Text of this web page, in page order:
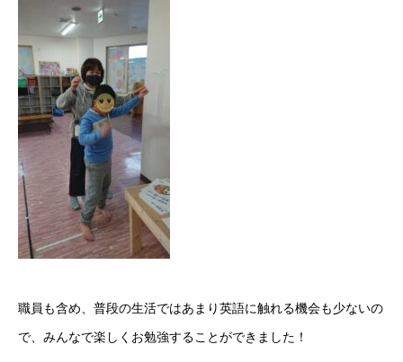
職員も含め、普段の生活ではあまり英語に触れる機会も少ないの
で、みんなで楽しくお勉強することができました！